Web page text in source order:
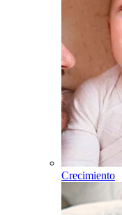
Crecimiento